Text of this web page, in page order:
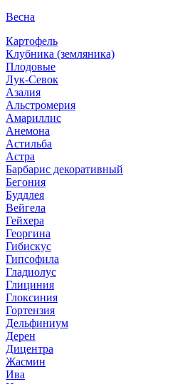
Весна
Картофель
Клубника (земляника)
Плодовые
Лук-Севок
Азалия
Альстромерия
Амариллис
Анемона
Астильба
Астра
Барбарис декоративный
Бегония
Буддлея
Вейгела
Гейхера
Георгина
Гибискус
Гипсофила
Гладиолус
Глициния
Глоксиния
Гортензия
Дельфиниум
Дерен
Дицентра
Жасмин
Ива